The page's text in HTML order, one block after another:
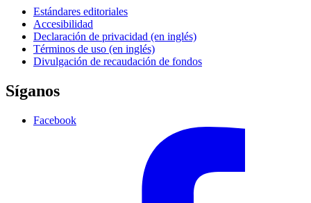
Estándares editoriales
Accesibilidad
Declaración de privacidad (en inglés)
Términos de uso (en inglés)
Divulgación de recaudación de fondos
Síganos
Facebook